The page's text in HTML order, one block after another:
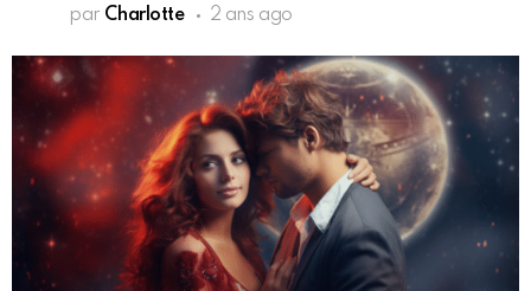
par Charlotte 2 ans ago